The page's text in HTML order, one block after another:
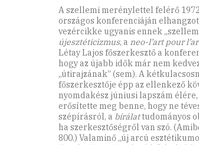
A szellemi merénylettel felérő
országos konferenciáján
vezércikke ugyanis ennek
újesztéticizmus, a neo-l’art pour
Létay Lajos főszerkesztő a
hogy az újabb idők már nem
„útirajzának” (sem). A
főszerkesztője épp az ellenkező
nyomdakész júniusi lapszám
erősítette meg benne, hogy ne
szépírásról, a bírálattudományos
ha szerkesztőségről van szó.
800.) Valaminő „új arcú